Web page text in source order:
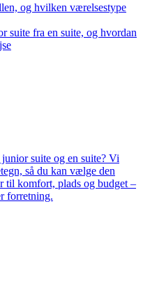
og hvilken værelsestype
suite fra en suite, og hvordan
suite og en suite? Vi
så du kan vælge den
til komfort, plads og budget –
forretning.